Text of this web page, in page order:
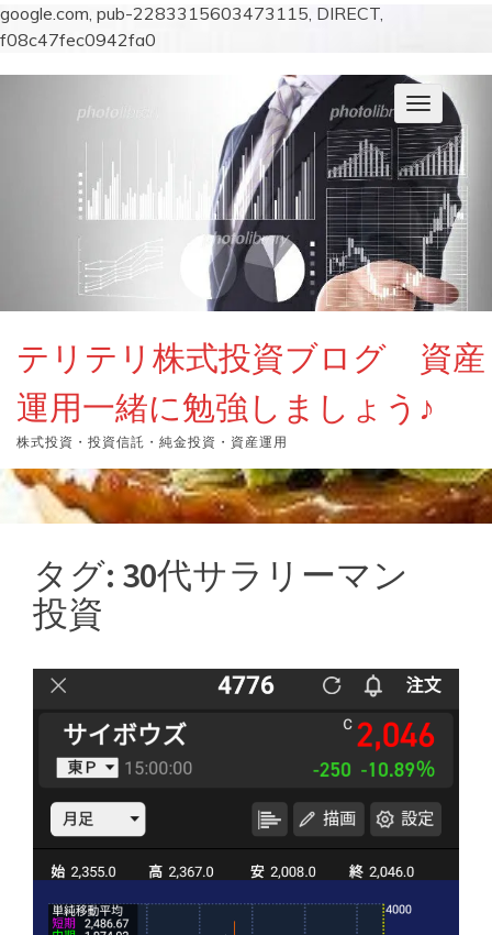
google.com, pub-2283315603473115, DIRECT,
f08c47fec0942fa0
ナ
ビ
ゲ
ー
シ
ョ
ン
を
切
り
替
テリテリ株式投資ブログ 資産
運用一緒に勉強しましょう♪
株式投資・投資信託・純金投資・資産運用
タグ: 30代サラリーマン
投資